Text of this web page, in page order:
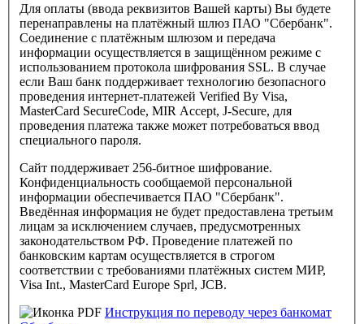
Для оплаты (ввода реквизитов Вашей карты) Вы будете
перенаправлены на платёжный шлюз ПАО "Сбербанк".
Соединение с платёжным шлюзом и передача
информации осуществляется в защищённом режиме с
использованием протокола шифрования SSL. В случае
если Ваш банк поддерживает технологию безопасного
проведения интернет-платежей Verified By Visa,
MasterCard SecureCode, MIR Accept, J-Secure, для
проведения платежа также может потребоваться ввод
специального пароля.
Cайт поддерживает 256-битное шифрование.
Конфиденциальность сообщаемой персональной
информации обеспечивается ПАО "Сбербанк".
Введённая информация не будет предоставлена третьим
лицам за исключением случаев, предусмотренных
законодательством РФ. Проведение платежей по
банковским картам осуществляется в строгом
соответствии с требованиями платёжных систем МИР,
Visa Int., MasterCard Europe Sprl, JCB.
Инструкция по переводу через банкомат